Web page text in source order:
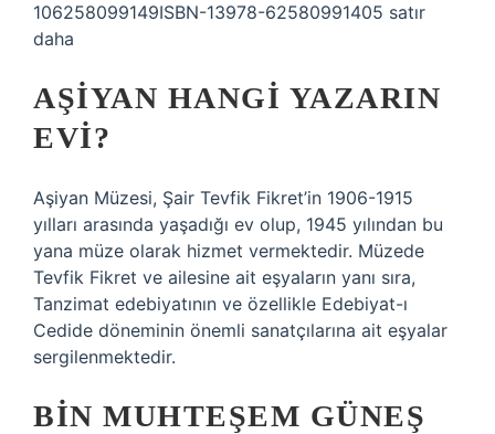
10‎6258099149ISBN-13‎978-62580991405 satır
daha
AŞIYAN HANGI YAZARIN
EVI?
Aşiyan Müzesi, Şair Tevfik Fikret’in 1906-1915
yılları arasında yaşadığı ev olup, 1945 yılından bu
yana müze olarak hizmet vermektedir. Müzede
Tevfik Fikret ve ailesine ait eşyaların yanı sıra,
Tanzimat edebiyatının ve özellikle Edebiyat-ı
Cedide döneminin önemli sanatçılarına ait eşyalar
sergilenmektedir.
BIN MUHTEŞEM GÜNEŞ